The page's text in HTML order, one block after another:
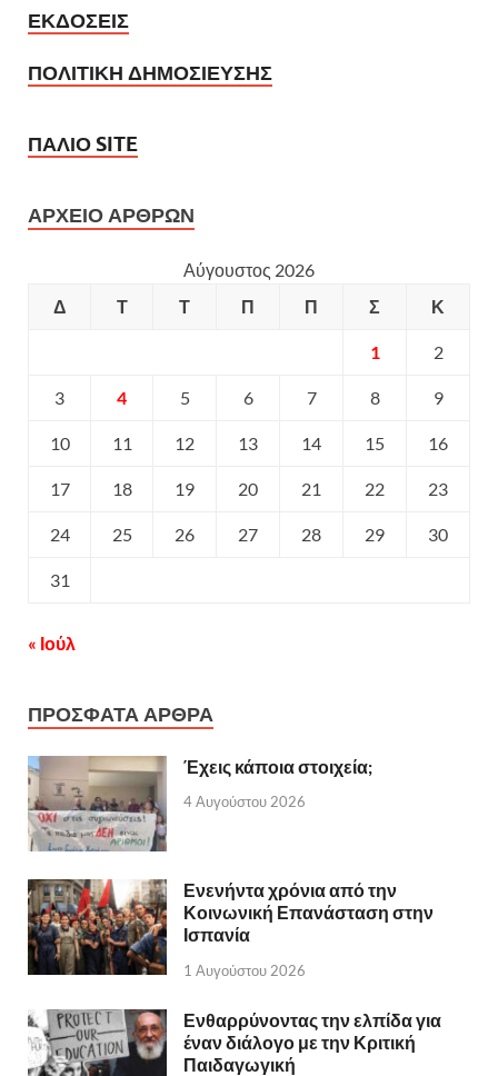
ΕΚΔΟΣΕΙΣ
ΠΟΛΙΤΙΚΗ ΔΗΜΟΣΙΕΥΣΗΣ
ΠΑΛΙΟ SITE
ΑΡΧΕΙΟ ΑΡΘΡΩΝ
Αύγουστος 2026
Δ
Τ Τ Π Π Σ Κ
1 2
3 4 5 6 7 8 9
10 11 12 13 14 15 16
17 18 19 20 21 22 23
24 25 26 27 28 29 30
31
« Ιούλ
ΠΡΟΣΦΑΤΑ ΑΡΘΡΑ
Έχεις κάποια στοιχεία;
4 Αυγούστου 2026
Ενενήντα χρόνια από την
Κοινωνική Επανάσταση στην
Ισπανία
1 Αυγούστου 2026
Ενθαρρύνοντας την ελπίδα για
έναν διάλογο με την Κριτική
Παιδαγωγική